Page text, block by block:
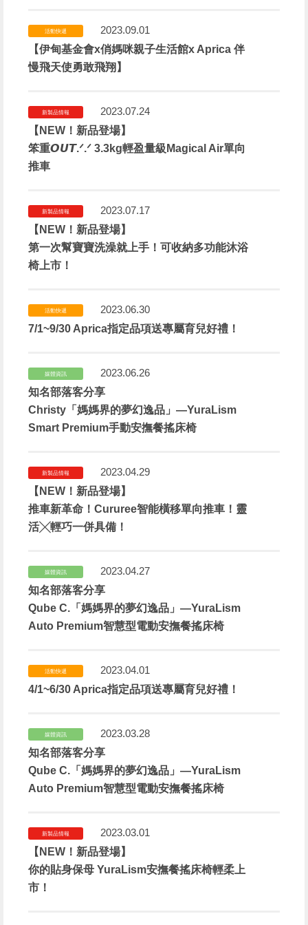
活動快遞
2023.09.01
【伊甸基金會x俏媽咪親子生活館x Aprica 伴
慢飛天使勇敢飛翔】
新製品情報
2023.07.24
【NEW！新品登場】
笨重𝙊𝙐𝙏.ᐟ.ᐟ 3.3kg輕盈量級Magical Air單向
推車
新製品情報
2023.07.17
【NEW！新品登場】
第一次幫寶寶洗澡就上手！可收納多功能沐浴
椅上市！
活動快遞
2023.06.30
7/1~9/30 Aprica指定品項送專屬育兒好禮！
媒體資訊
2023.06.26
知名部落客分享
Christy「媽媽界的夢幻逸品」—YuraLism
Smart Premium手動安撫餐搖床椅
新製品情報
2023.04.29
【NEW！新品登場】
推車新革命！Cururee智能橫移單向推車！靈
活╳輕巧一併具備！
媒體資訊
2023.04.27
知名部落客分享
Qube C.「媽媽界的夢幻逸品」—YuraLism
Auto Premium智慧型電動安撫餐搖床椅
活動快遞
2023.04.01
4/1~6/30 Aprica指定品項送專屬育兒好禮！
媒體資訊
2023.03.28
知名部落客分享
Qube C.「媽媽界的夢幻逸品」—YuraLism
Auto Premium智慧型電動安撫餐搖床椅
新製品情報
2023.03.01
【NEW！新品登場】
你的貼身保母 YuraLism安撫餐搖床椅輕柔上
市！